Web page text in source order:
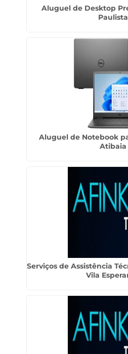
Aluguel de Desktop
Paulista
Aluguel de Notebook
Atibaia
Serviços de Assistência
Vila